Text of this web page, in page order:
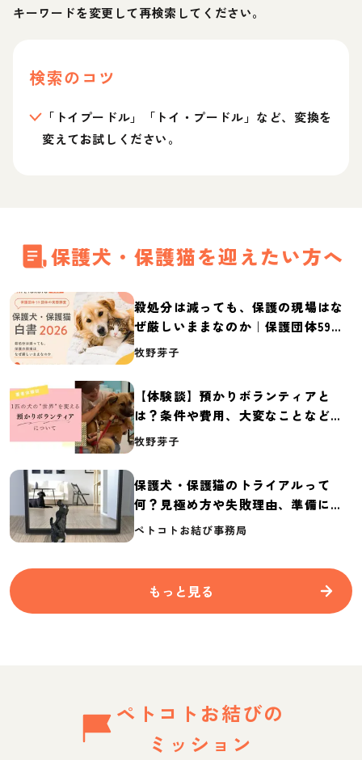
キーワードを変更して再検索してください。
検索のコツ
「トイプードル」「トイ・プードル」など、変換を
変えてお試しください。
保護犬・保護猫を迎えたい方へ
殺処分は減っても、保護の現場はな
ぜ厳しいままなのか｜保護団体59団
体の実態調査【保護犬・保護猫白書
牧野芽子
【体験談】預かりボランティアと
は？条件や費用、大変なことなど紹
介
牧野芽子
保護犬・保護猫のトライアルって
何？見極め方や失敗理由、準備に必
要なものを紹介
ペトコトお結び事務局
もっと見る
ペトコトお結びの
ミッション